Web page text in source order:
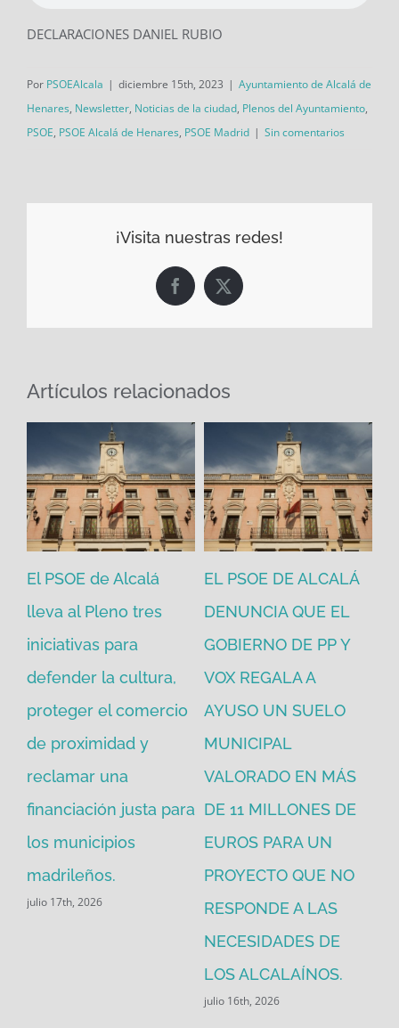
DECLARACIONES DANIEL RUBIO
Por PSOEAlcala | diciembre 15th, 2023 | Ayuntamiento de Alcalá de
Henares, Newsletter, Noticias de la ciudad, Plenos del Ayuntamiento,
PSOE, PSOE Alcalá de Henares, PSOE Madrid | Sin comentarios
¡Visita nuestras redes!
Facebook
X
Artículos relacionados
El PSOE de Alcalá
lleva al Pleno tres
iniciativas para
defender la cultura,
proteger el comercio
de proximidad y
reclamar una
financiación justa para
los municipios
madrileños.
julio 17th, 2026
EL PSOE DE ALCALÁ
DENUNCIA QUE EL
GOBIERNO DE PP Y
VOX REGALA A
AYUSO UN SUELO
MUNICIPAL
VALORADO EN MÁS
DE 11 MILLONES DE
EUROS PARA UN
PROYECTO QUE NO
RESPONDE A LAS
NECESIDADES DE
LOS ALCALAÍNOS.
julio 16th, 2026